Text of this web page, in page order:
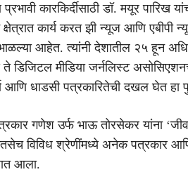
कारकिर्दीसाठी डॉ. मयूर पारिख
क्षेत्रात कार्य करत झी न्यूज आणि एबीपी
आहेत. त्यांनी देशातील २५ हून
डिजिटल मीडिया जर्नलिस्ट
आणि धाडसी पत्रकारितेची दखल घेत हा
गणेश उर्फ भाऊ तोरसेकर यांना
विविध श्रेणींमध्ये अनेक पत्रकार आणि
आला.